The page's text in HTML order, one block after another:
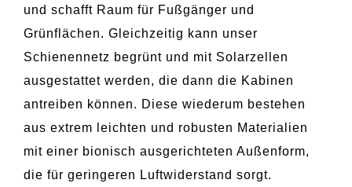
und schafft Raum für Fußgänger und
Grünflächen. Gleichzeitig kann unser
Schienennetz begrünt und mit Solarzellen
ausgestattet werden, die dann die Kabinen
antreiben können. Diese wiederum bestehen
aus extrem leichten und robusten Materialien
mit einer bionisch ausgerichteten Außenform,
die für geringeren Luftwiderstand sorgt.